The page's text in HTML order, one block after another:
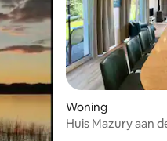
Woning
Huis Mazury aan